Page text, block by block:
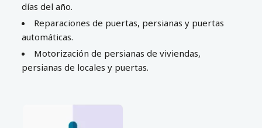
días del año.
Reparaciones de puertas, persianas y puertas
automáticas.
Motorización de persianas de viviendas,
persianas de locales y puertas.